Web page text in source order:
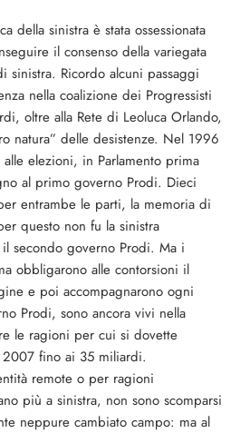
della sinistra è stata ossessionata
il consenso della variegata
sinistra. Ricordo alcuni passaggi
nella coalizione dei Progressisti
oltre alla Rete di Leoluca Orlando,
natura” delle desistenze. Nel 1996
alle elezioni, in Parlamento prima
al primo governo Prodi. Dieci
entrambe le parti, la memoria di
questo non fu la sinistra
secondo governo Prodi. Ma i
obbligarono alle contorsioni il
e poi accompagnarono ogni
Prodi, sono ancora vivi nella
le ragioni per cui si dovette
fino ai 35 miliardi.
remote o per ragioni
più a sinistra, non sono scomparsi
neppure cambiato campo: ma al